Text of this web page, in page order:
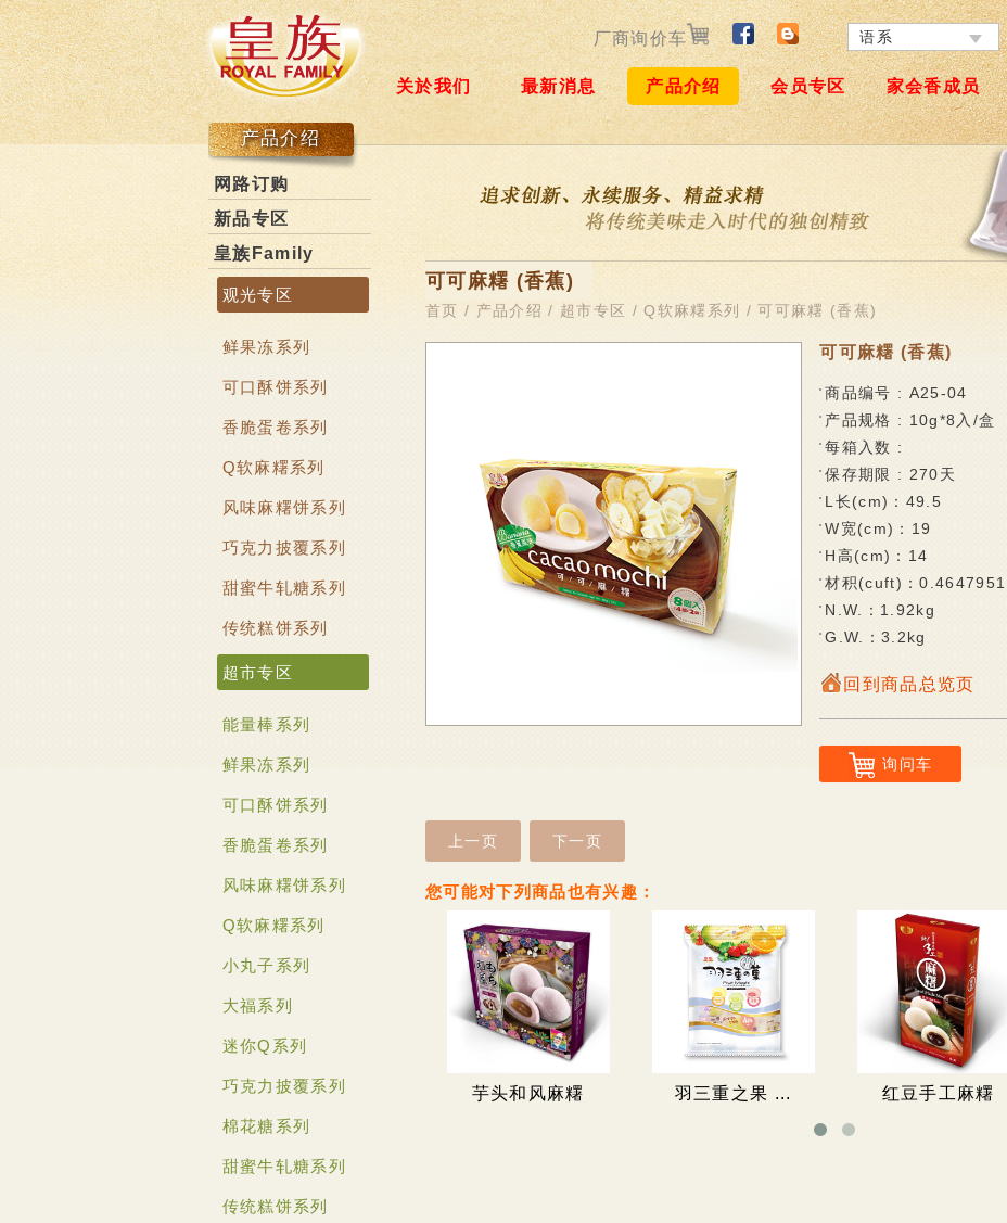
厂商询价车
语系
繁體中文
日本語
English
关於我们 最新消息 产品介绍 会员专区 家会香成员
产品介绍
网路订购
新品专区
皇族Family
观光专区
鲜果冻系列
可口酥饼系列
香脆蛋卷系列
Q软麻糬系列
风味麻糬饼系列
巧克力披覆系列
甜蜜牛轧糖系列
传统糕饼系列
超市专区
能量棒系列
鲜果冻系列
可口酥饼系列
香脆蛋卷系列
风味麻糬饼系列
Q软麻糬系列
小丸子系列
大福系列
迷你Q系列
巧克力披覆系列
棉花糖系列
甜蜜牛轧糖系列
传统糕饼系列
可可麻糬 (香蕉)
首页 / 产品介绍 / 超市专区 /Q软麻糬系列 / 可可麻糬 (香蕉)
可可麻糬 (香蕉)
商品编号 : A25-04
产品规格 : 10g*8入/盒
每箱入数 :
保存期限 : 270天
L长(cm)：49.5
W宽(cm)：19
H高(cm)：14
材积(cuft)：0.4647951
N.W.：1.92kg
G.W.：3.2kg
回到商品总览页
询问车
上一页 下一页
您可能对下列商品也有兴趣：
芋头和风麻糬 羽三重之果 ... 红豆手工麻糬